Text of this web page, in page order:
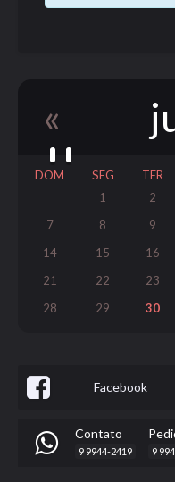
«
DOM SEG TER
1
2
7
8 9
14
15 16
21
22 23
28
29 30
Facebook
Contato
9 9944-2419 9